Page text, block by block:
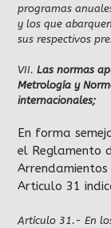
programas
y los que
sus respectivos
VII. Las normas
Metrología y
internacionales;
En forma
el Reglamento
Articulo 31
Artículo 31.- En